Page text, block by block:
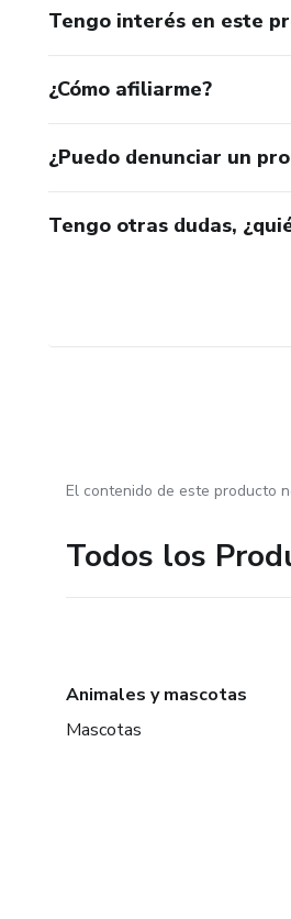
Tengo interés en este
¿Cómo afiliarme?
¿Puedo denunciar un
Tengo otras dudas,
El contenido de este producto
Todos los
Animales y mascotas
Mascotas